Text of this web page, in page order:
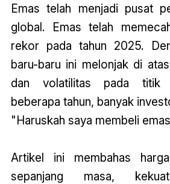
Emas telah menjadi pusat
global. Emas telah
rekor pada tahun 2025.
baru-baru ini melonjak di
dan volatilitas pada titik
beberapa tahun, banyak
"Haruskah saya membeli
Artikel ini membahas
sepanjang masa,